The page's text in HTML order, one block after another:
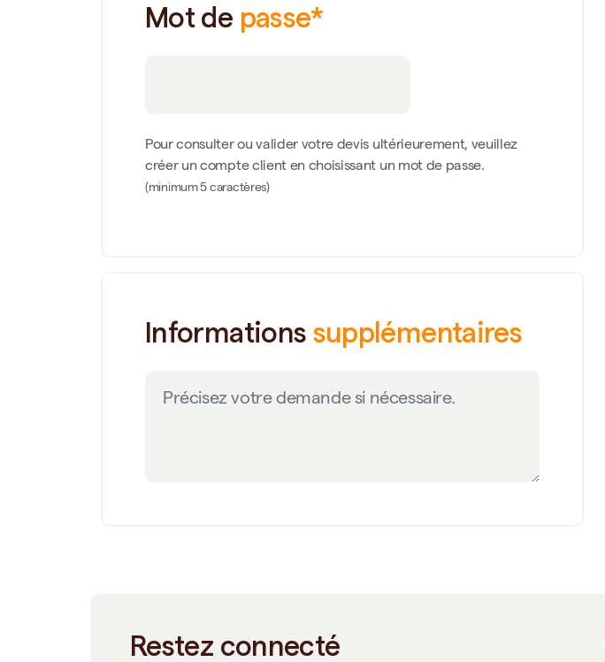
Mot de passe*
Pour consulter ou valider votre devis ultérieurement, veuillez
créer un compte client en choisissant un mot de passe.
(minimum 5 caractères)
Informations supplémentaires
Restez connecté